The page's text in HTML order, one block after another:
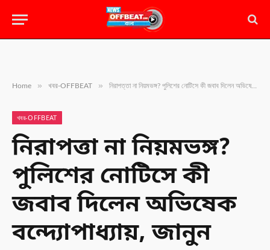
Home » খবর-OFFBEAT » নিরাপত্তা না নিয়মভঙ্গ? পুলিশের নোটিসে কী জবাব দিলেন অভিষেক বন্দ্যোপাধ্যায়, জানুন
খবর-OFFBEAT
নিরাপত্তা না নিয়মভঙ্গ?
পুলিশের নোটিসে কী
জবাব দিলেন অভিষেক
বন্দ্যোপাধ্যায়, জানুন